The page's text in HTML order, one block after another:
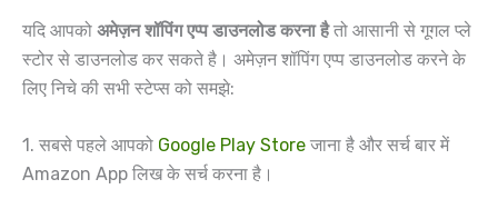
यदि आपको अमेज़न शॉपिंग एप्प डाउनलोड करना हैतो आसानी से गूगल प्ले
स्टोर से डाउनलोड कर सकते है। अमेज़न शॉपिंग एप्प डाउनलोड करने के
लिए निचे की सभी स्टेप्स को समझे:
1. सबसे पहले आपको Google Play Store जाना है और सर्च बार में
Amazon App लिख के सर्च करना है।